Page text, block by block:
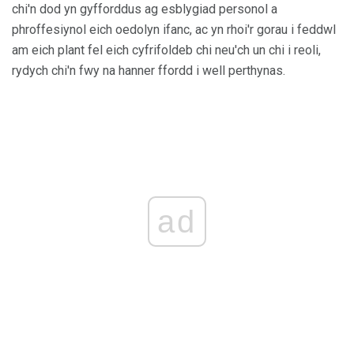
chi'n dod yn gyfforddus ag esblygiad personol a
phroffesiynol eich oedolyn ifanc, ac yn rhoi'r gorau i feddwl
am eich plant fel eich cyfrifoldeb chi neu'ch un chi i reoli,
rydych chi'n fwy na hanner ffordd i well perthynas.
ad